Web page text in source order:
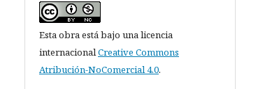
Esta obra está bajo una licencia
internacionalCreative Commons
Atribución-NoComercial 4.0.